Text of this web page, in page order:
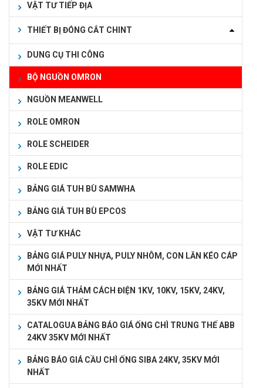
VẬT TƯ TIẾP ĐỊA
THIẾT BỊ ĐÓNG CẮT CHINT
DUNG CỤ THI CÔNG
BỘ NGUỒN OMRON
NGUỒN MEANWELL
ROLE OMRON
ROLE SCHEIDER
ROLE EDIC
BẢNG GIÁ TUH BÙ SAMWHA
BẢNG GIÁ TUH BÙ EPCOS
VẬT TƯ KHÁC
BẢNG GIÁ PULY NHỰA, PULY NHÔM, CON LĂN KÉO CÁP
MỚI NHẤT
BẢNG GIÁ THẢM CÁCH ĐIỆN 1KV, 10KV, 15KV, 24KV,
35KV MỚI NHẤT
CATALOGUA BẢNG BÁO GIÁ ỐNG CHÌ TRUNG THẾ ABB
24KV 35KV MỚI NHẤT
BẢNG BÁO GIÁ CẦU CHÌ ỐNG SIBA 24KV, 35KV MỚI
NHẤT